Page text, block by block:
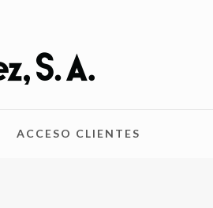
ACCESO CLIENTES